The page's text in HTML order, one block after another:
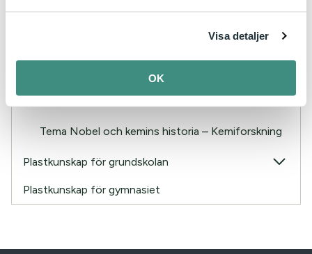
Visa detaljer
OK
Tema Kommunikation – Skriftig kemi
Tema Hälsa – Vitaminkemi
Tema Matens kemi – Rödkålskemi
Tema Nobel och kemins historia – Kemiforskning
Plastkunskap för grundskolan
Plastkunskap för gymnasiet